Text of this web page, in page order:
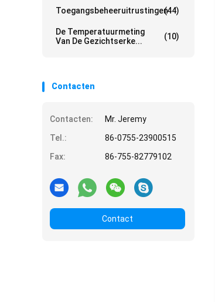
Toegangsbeheeruitrustingen(44)
De Temperatuurmeting
Van De Gezichtserke...
(10)
Contacten
Contacten:
Mr. Jeremy
Tel.:
86-0755-23900515
Fax:
86-755-82779102
Contact